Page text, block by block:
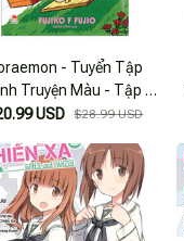
- Tuyển Tập
Truyện Màu - Tập 4
(Tái Bản 2023)
USD $28.99 USD